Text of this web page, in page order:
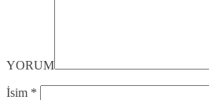
YORUM
İsim *